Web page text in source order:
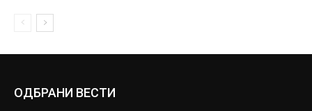
ОДБРАНИ ВЕСТИ